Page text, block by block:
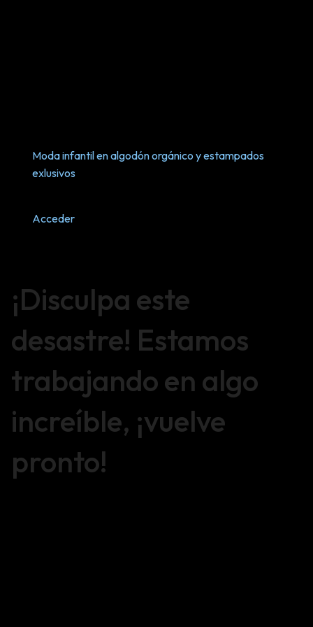
Moda infantil en algodón orgánico y estampados
exlusivos
Acceder
¡Disculpa este
desastre! Estamos
trabajando en algo
increíble, ¡vuelve
pronto!